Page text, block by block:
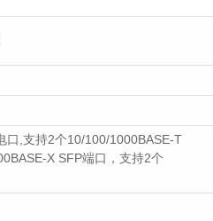
口,支持2个10/100/1000BASE-T
X SFP端口，支持2个